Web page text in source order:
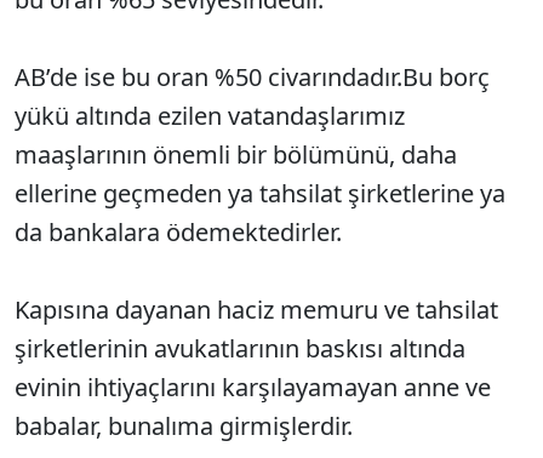
AB’de ise bu oran %50 civarındadır.Bu borç
yükü altında ezilen vatandaşlarımız
maaşlarının önemli bir bölümünü, daha
ellerine geçmeden ya tahsilat şirketlerine ya
da bankalara ödemektedirler.
Kapısına dayanan haciz memuru ve tahsilat
şirketlerinin avukatlarının baskısı altında
evinin ihtiyaçlarını karşılayamayan anne ve
babalar, bunalıma girmişlerdir.